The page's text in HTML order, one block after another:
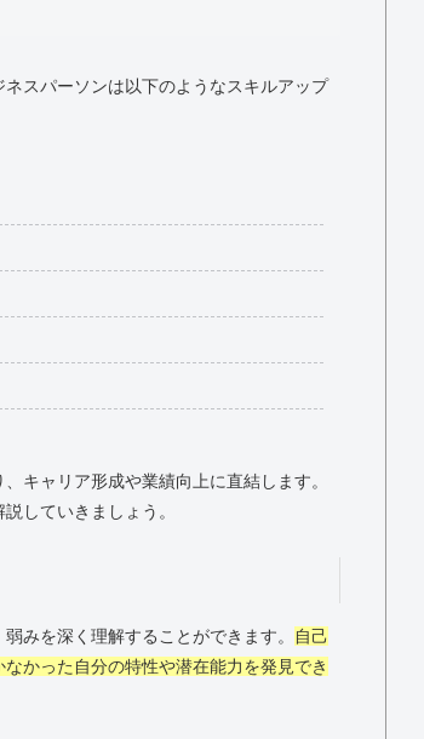
スパーソンは以下のようなスキルアップ
キャリア形成や業績向上に直結します。
していきましょう。
みを深く理解することができます。
自己
かった自分の特性や潜在能力を発見でき